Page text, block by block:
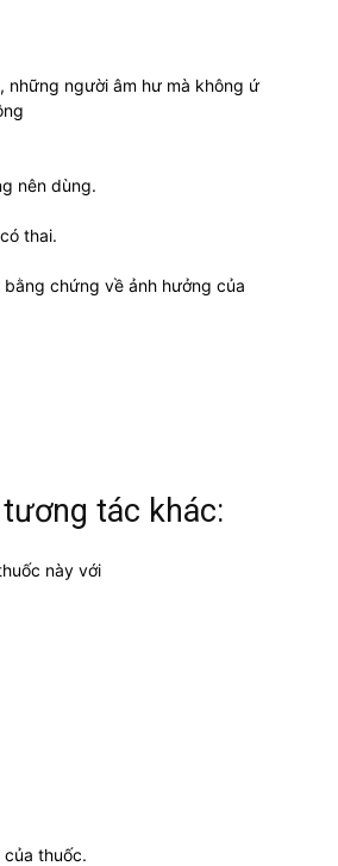
những người âm hư mà không ứ
nên dùng.
thai.
chứng về ảnh hưởng của
tác khác:
này với
thuốc.